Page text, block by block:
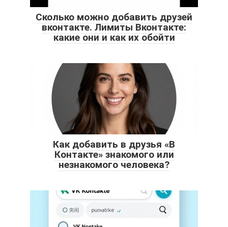
Сколько можно добавить друзей
вконтакте. Лимиты Вконтакте:
какие они и как их обойти
Как добавить в друзья «В
Контакте» знакомого или
незнакомого человека?